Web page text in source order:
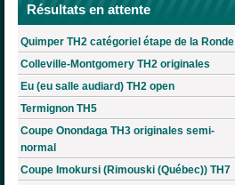
Résultats en attente
Quimper TH2 catégoriel étape de la Ronde
Colleville-Montgomery TH2 originales
Eu (eu salle audiard) TH2 open
Termignon TH5
Coupe Onondaga TH3 originales semi-
normal
Coupe Imokursi (Rimouski (Québec)) TH7